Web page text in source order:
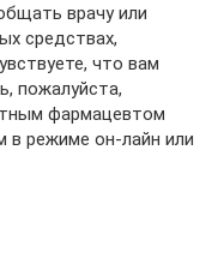
врачу или
средствах,
что вам
пожалуйста,
фармацевтом
в режиме он-лайн или